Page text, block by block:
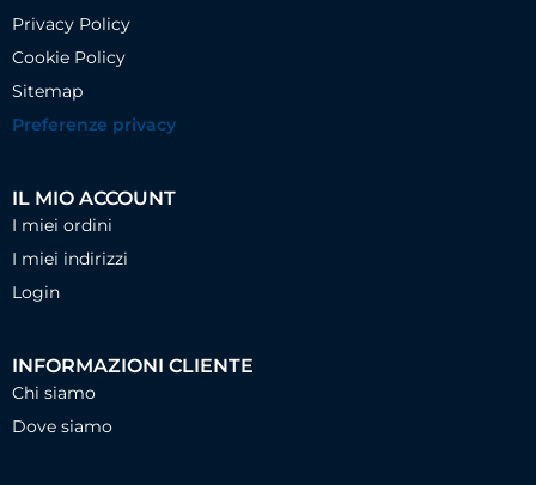
Privacy Policy
Cookie Policy
Sitemap
Preferenze privacy
IL MIO ACCOUNT
I miei ordini
I miei indirizzi
Login
INFORMAZIONI CLIENTE
Chi siamo
Dove siamo